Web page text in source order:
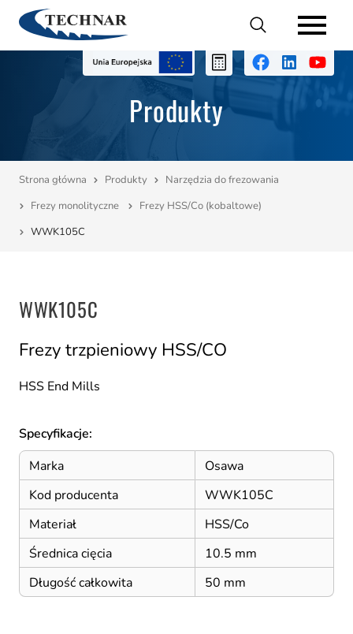
Katalogi
Produkty
O nas
Promocje
Produkty
Strona główna Produkty
Narzędzia do frezowania
Frezy monolityczne
Frezy HSS/Co (kobaltowe)
WWK105C
WWK105C
Frezy trzpieniowy HSS/CO
HSS End Mills
Specyfikacje:
Marka
Osawa
Kod producenta
WWK105C
Materiał
HSS/Co
Średnica cięcia
10.5 mm
Długość całkowita
50 mm